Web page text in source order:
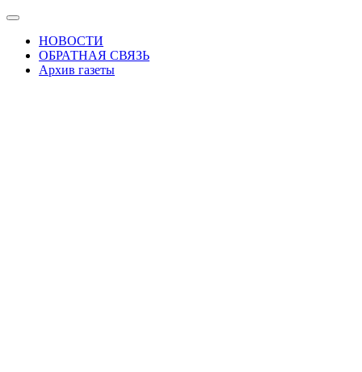
Skip
content
Показать/
Скрыть
навигацию
НОВОСТИ
ОБРАТНАЯ СВЯЗЬ
Архив газеты